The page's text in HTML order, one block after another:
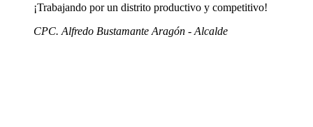
¡Trabajando por un distrito productivo y competitivo!
CPC. Alfredo Bustamante Aragón - Alcalde